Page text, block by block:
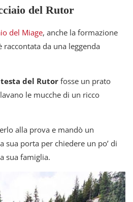
del Rutor
del Miage, anche la formazione
raccontata da una leggenda
testa del Rutor fosse un prato
le mucche di un ricco
alla prova e mandò un
sua porta per chiedere un po’ di
sua famiglia.